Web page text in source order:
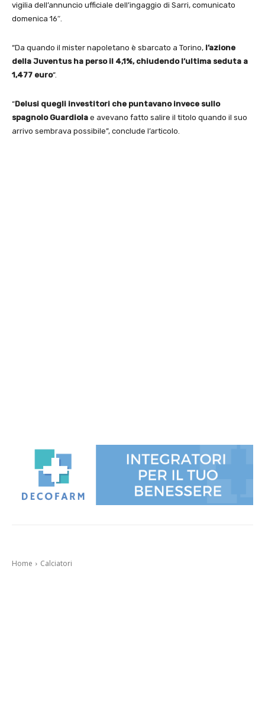
vigilia dell’annuncio ufficiale dell’ingaggio di Sarri, comunicato
domenica 16″.
“Da quando il mister napoletano è sbarcato a Torino, l’azione
della Juventus ha perso il 4,1%, chiudendo l’ultima seduta a
1,477 euro“.
“Delusi quegli investitori che puntavano invece sullo
spagnolo Guardiola e avevano fatto salire il titolo quando il suo
arrivo sembrava possibile”, conclude l’articolo.